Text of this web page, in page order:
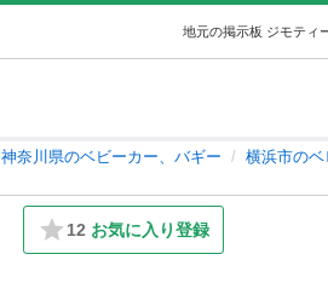
地元の掲示板 ジモティ
神奈川県のベビーカー、バギー
横浜市の
12 お気に入り登録